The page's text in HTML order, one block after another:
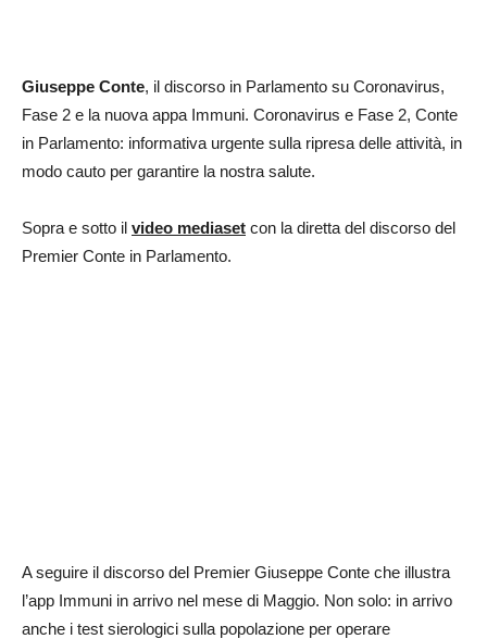
Giuseppe Conte, il discorso in Parlamento su Coronavirus,
Fase 2 e la nuova appa Immuni. Coronavirus e Fase 2, Conte
in Parlamento: informativa urgente sulla ripresa delle attività, in
modo cauto per garantire la nostra salute.
Sopra e sotto il video mediaset con la diretta del discorso del
Premier Conte in Parlamento.
A seguire il discorso del Premier Giuseppe Conte che illustra
l’app Immuni in arrivo nel mese di Maggio. Non solo: in arrivo
anche i test sierologici sulla popolazione per operare